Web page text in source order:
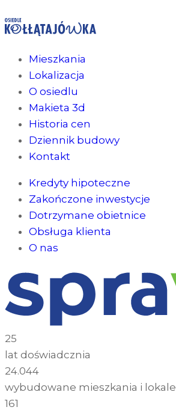
Mieszkania
Lokalizacja
O osiedlu
Makieta 3d
Historia cen
Dziennik budowy
Kontakt
Kredyty hipoteczne
Zakończone inwestycje
Dotrzymane obietnice
Obsługa klienta
O nas
25
lat doświadcznia
24.044
wybudowane mieszkania i lokale
161